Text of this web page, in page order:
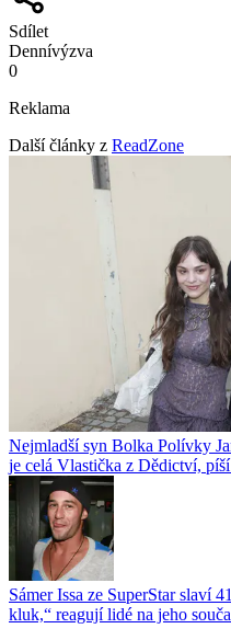
Sdílet
Dennívýzva
0
Reklama
Další články z ReadZone
Nejmladší syn Bolka Polívky
je celá Vlastička z Dědictví,
Sámer Issa ze SuperStar slaví
kluk,“ reagují lidé na jeho